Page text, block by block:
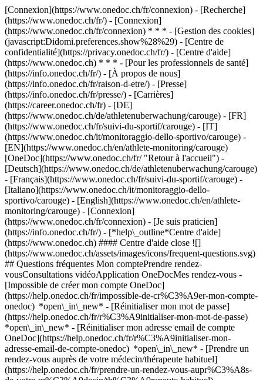
[Connexion](https://www.onedoc.ch/fr/connexion) - [Recherche]
(https://www.onedoc.ch/fr/) - [Connexion]
(https://www.onedoc.ch/fr/connexion) * * * - [Gestion des cookies]
(javascript:Didomi.preferences.show%28%29) - [Centre de
confidentialité](https://privacy.onedoc.ch/fr/) - [Centre d'aide]
(https://www.onedoc.ch) * * * - [Pour les professionnels de santé]
(https://info.onedoc.ch/fr/) - [À propos de nous]
(https://info.onedoc.ch/fr/raison-d-etre/) - [Presse]
(https://info.onedoc.ch/fr/presse/) - [Carrières]
(https://career.onedoc.ch/fr) - [DE]
(https://www.onedoc.ch/de/athletenuberwachung/carouge) - [FR]
(https://www.onedoc.ch/fr/suivi-du-sportif/carouge) - [IT]
(https://www.onedoc.ch/it/monitoraggio-dello-sportivo/carouge) -
[EN](https://www.onedoc.ch/en/athlete-monitoring/carouge)
[OneDoc](https://www.onedoc.ch/fr/ "Retour à l'accueil") -
[Deutsch](https://www.onedoc.ch/de/athletenuberwachung/carouge)
- [Français](https://www.onedoc.ch/fr/suivi-du-sportif/carouge) -
[Italiano](https://www.onedoc.ch/it/monitoraggio-dello-
sportivo/carouge) - [English](https://www.onedoc.ch/en/athlete-
monitoring/carouge) - [Connexion]
(https://www.onedoc.ch/fr/connexion) - [Je suis praticien]
(https://info.onedoc.ch/fr/) - [*help\_outline*Centre d'aide]
(https://www.onedoc.ch) #### Centre d'aide close ![]
(https://www.onedoc.ch/assets/images/icons/frequent-questions.svg)
## Questions fréquentes Mon comptePrendre rendez-
vousConsultations vidéoApplication OneDocMes rendez-vous -
[Impossible de créer mon compte OneDoc]
(https://help.onedoc.ch/fr/impossible-de-cr%C3%A9er-mon-compte-
onedoc) *open\_in\_new* - [Réinitialiser mon mot de passe]
(https://help.onedoc.ch/fr/r%C3%A9initialiser-mon-mot-de-passe)
*open\_in\_new* - [Réinitialiser mon adresse email de compte
OneDoc](https://help.onedoc.ch/fr/r%C3%A9initialiser-mon-
adresse-email-de-compte-onedoc) *open\_in\_new* - [Prendre un
rendez-vous auprès de votre médecin/thérapeute habituel]
(https://help.onedoc.ch/fr/prendre-un-rendez-vous-aupr%C3%A8s-